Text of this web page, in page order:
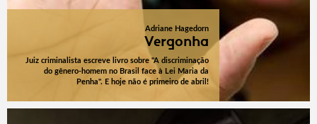
Adriane Hagedorn
Vergonha
Juiz criminalista escreve livro sobre "A discriminação
do gênero-homem no Brasil face à Lei Maria da
Penha". E hoje não é primeiro de abril!